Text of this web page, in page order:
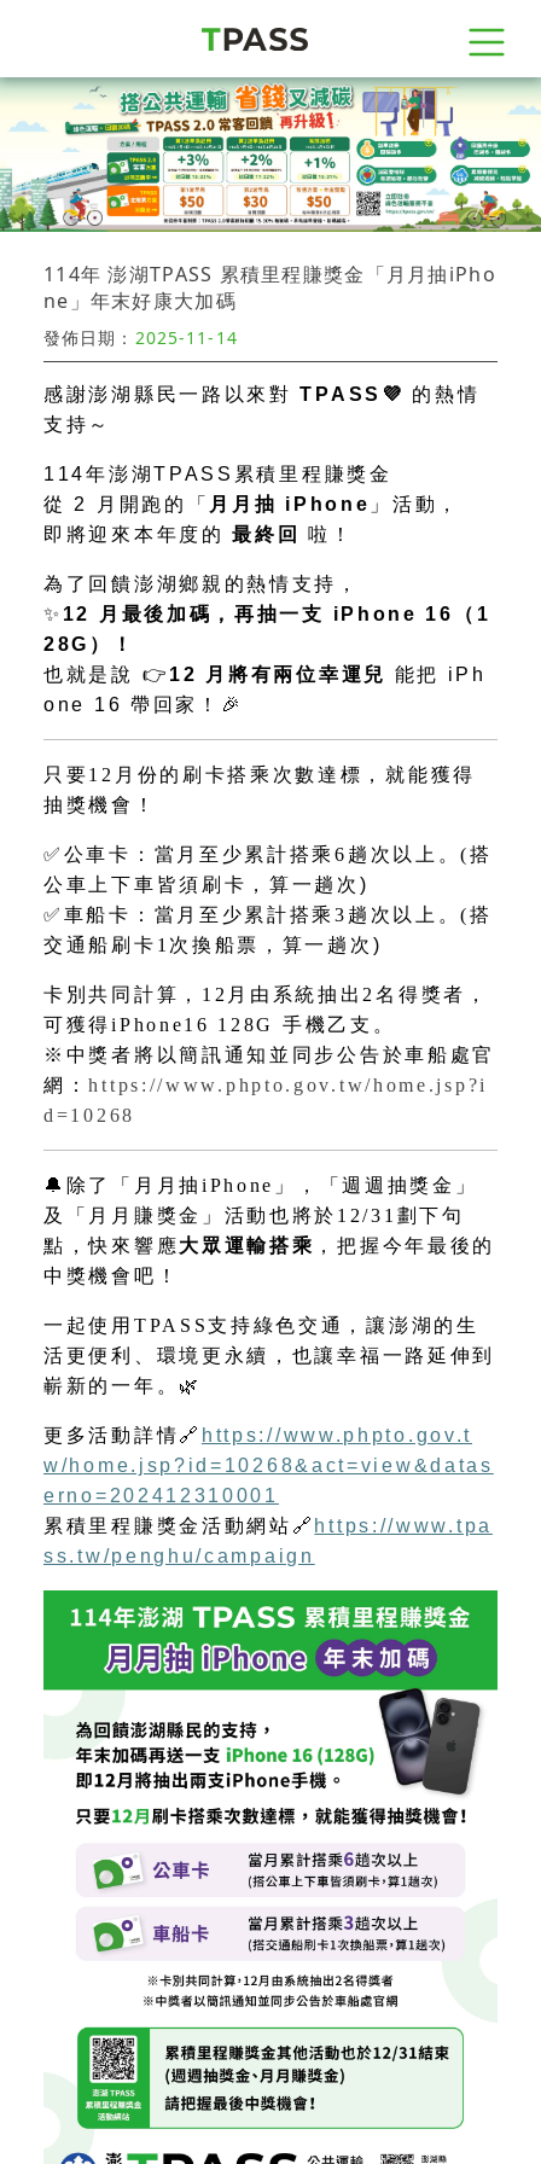
114年 澎湖TPASS 累積里程賺獎金「月月抽iPho
ne」年末好康大加碼
發佈日期： 2025-11-14
感謝澎湖縣民一路以來對 TPASS💜 的熱情
支持～
114年澎湖TPASS 累積里程賺獎金
從
2 月開跑的「 月月抽 iPhone 」活動，
即將迎來本年度的
最終回 啦！
為了回饋澎湖鄉親的熱情支持，
✨ 12 月最後加碼，再抽一支 iPhone 16 （ 1
28G ）！
也就是說
👉 12 月將有兩位幸運兒 能把
iPh
one 16 帶回家！ 🎉
只要12月份的刷卡搭乘次數達標，就能獲得
抽獎機會！
✅ 公車卡：當月至少累計搭乘6趟次以上。(搭
公車上下車皆須刷卡 ，算一趟次 )
✅ 車船卡：當月至少累計搭乘3趟次以上。(搭
交通船刷卡1次換船票 ，算一趟次 )
卡別共同計算，12月由系統抽出2名得獎者，
可獲得iPhone16 128G 手機乙支。
※中獎者將以簡訊通知並同步公告於車船處官
網：https://www.phpto.gov.tw/home.jsp?i
d=10268
🔔 除了「月月抽iPhone」，「週週抽獎金」
及「月月賺獎金」活動也將於12/31劃下句
點，快來響應大眾運輸搭乘 ，把握今年最後的
中獎機會吧！
一起使用TPASS支持綠色交通，讓澎湖的生
活更便利、環境更永續，也讓幸福一路延伸到
嶄新的一年。 🌿
更多活動詳情🔗 https://www.phpto.gov.t
w/home.jsp?id=10268&act=view&datas
erno=202412310001
累積里程賺獎金活動網站 🔗 https://www.tpa
ss.tw/penghu/campaign